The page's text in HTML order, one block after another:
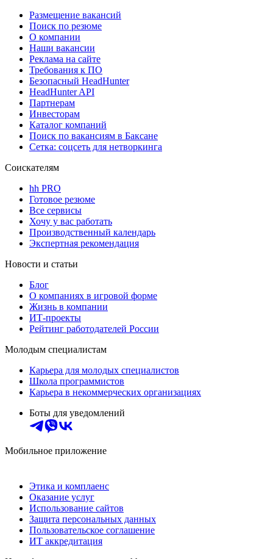
Размещение вакансий
Поиск по резюме
О компании
Наши вакансии
Реклама на сайте
Требования к ПО
Безопасный HeadHunter
HeadHunter API
Партнерам
Инвесторам
Каталог компаний
Поиск по вакансиям в Баксане
Сетка: соцсеть для нетворкинга
Соискателям
hh PRO
Готовое резюме
Все сервисы
Хочу у вас работать
Производственный календарь
Экспертная рекомендация
Новости и статьи
Блог
О компаниях в игровой форме
Жизнь в компании
ИТ-проекты
Рейтинг работодателей России
Молодым специалистам
Карьера для молодых специалистов
Школа программистов
Карьера в некоммерческих организациях
Боты для уведомлений
Мобильное приложение
Этика и комплаенс
Оказание услуг
Использование сайтов
Защита персональных данных
Пользовательское соглашение
ИТ аккредитация